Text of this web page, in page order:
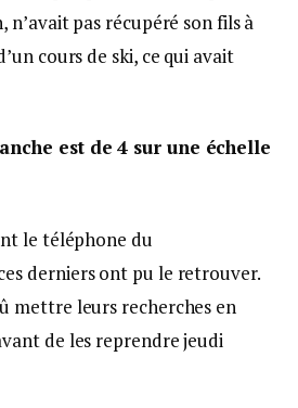
n’avait pas récupéré son fils à
cours de ski, ce qui avait
est de 4 sur une échelle
le téléphone du
derniers ont pu le retrouver.
mettre leurs recherches en
de les reprendre jeudi